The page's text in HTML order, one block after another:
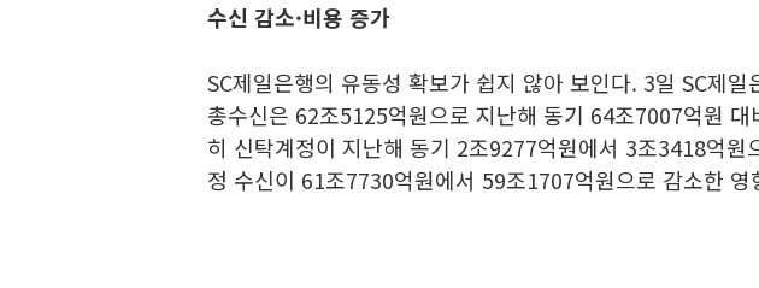
수신 감소·비용 증가
SC제일은행의 유동성 확보가 쉽지 않아 보인다. 3일 SC제
총수신은 62조5125억원으로 지난해 동기 64조7007억원
히 신탁계정이 지난해 동기 2조9277억원에서 3조3418억원
정 수신이 61조7730억원에서 59조1707억원으로 감소한 영